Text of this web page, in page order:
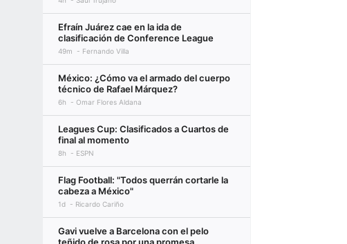
Efraín Juárez cae en la ida de
clasificación de Conference League
49m Fernando Villa
México: ¿Cómo va el armado del cuerpo
técnico de Rafael Márquez?
6h Omar Flores Aldana
Leagues Cup: Clasificados a Cuartos de
final al momento
8h ESPN
Flag Football: "Todos querrán cortarle la
cabeza a México"
1d Ricardo Cariño
Gavi vuelve a Barcelona con el pelo